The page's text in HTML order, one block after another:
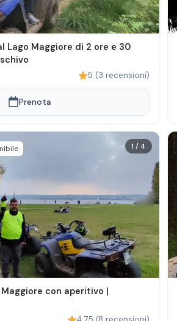
Lago Maggiore di 2 ore e 30
5 (3 recensioni)
Prenota
1 / 4
con aperitivo |